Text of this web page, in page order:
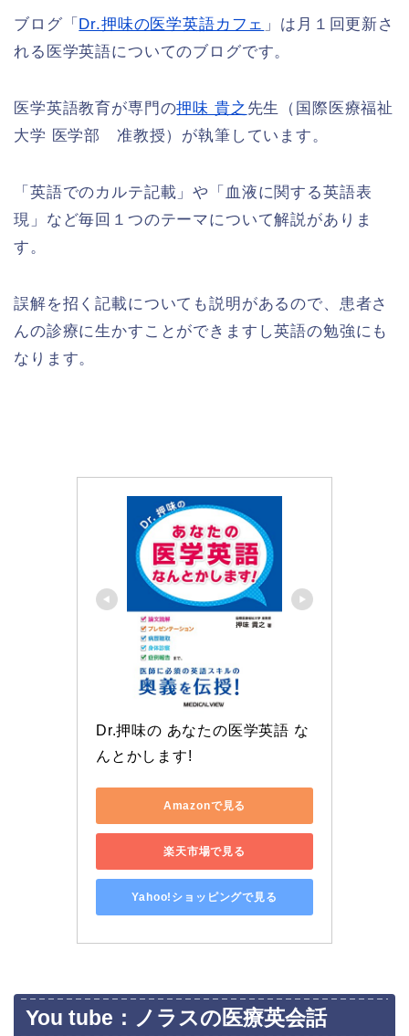
ブログ「 Dr.押味の医学英語カフェ 」は月１回更新さ
れる医学英語についてのブログです。
医学英語教育が専門の押味 貴之 先生（国際医療福祉
大学 医学部 准教授）が執筆しています。
「英語でのカルテ記載」や「血液に関する英語表
現」など毎回１つのテーマについて解説がありま
す。
誤解を招く記載についても説明があるので、患者さ
んの診療に生かすことができますし英語の勉強にも
なります。
Dr.押味の あなたの医学英語 な
んとかします!
Amazonで見る
楽天市場で見る
Yahoo!ショッピングで見る
You tube：ノラスの医療英会話